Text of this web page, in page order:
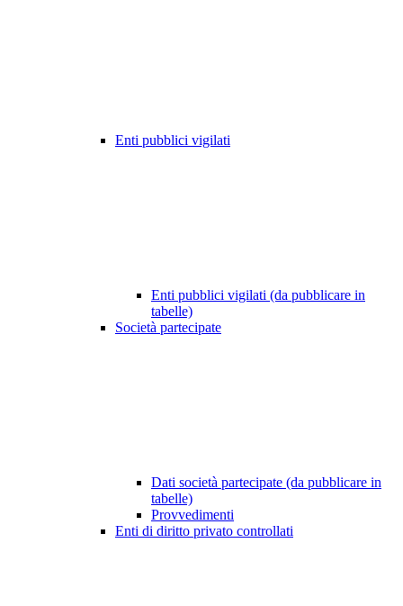
Enti pubblici vigilati
Enti pubblici vigilati (da pubblicare in
tabelle)
Società partecipate
Dati società partecipate (da pubblicare in
tabelle)
Provvedimenti
Enti di diritto privato controllati